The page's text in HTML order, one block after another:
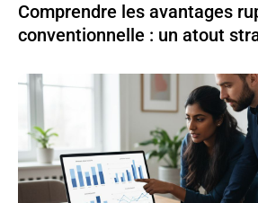
Comprendre les avantages
conventionnelle : un atout